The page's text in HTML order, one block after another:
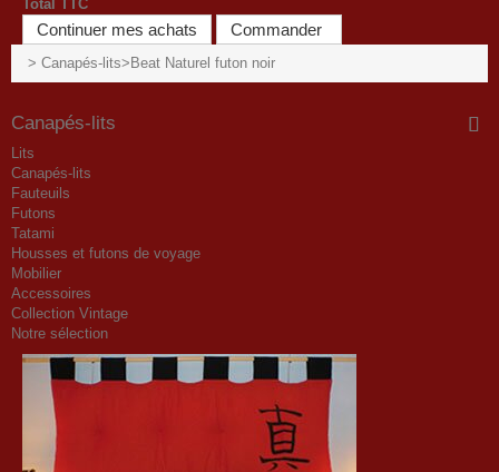
Total TTC
Continuer mes achats Commander
> Canapés-lits> Beat Naturel futon noir
Canapés-lits
Lits
Canapés-lits
Fauteuils
Futons
Tatami
Housses et futons de voyage
Mobilier
Accessoires
Collection Vintage
Notre sélection